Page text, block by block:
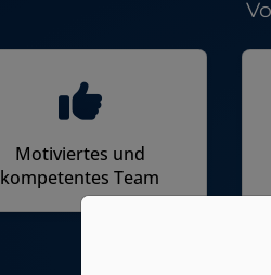
Motiviertes und
kompetentes Team